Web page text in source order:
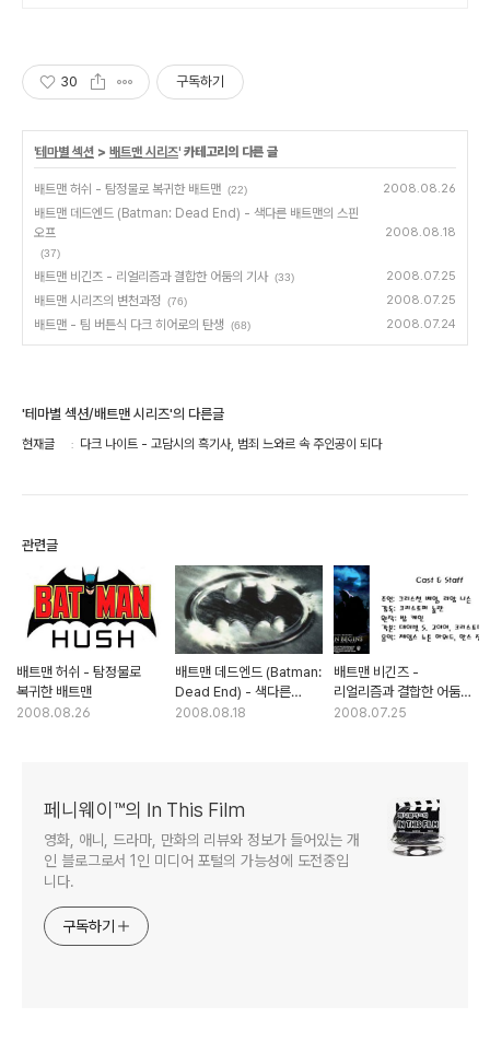
30 구독하기
'테마별 섹션 > 배트맨 시리즈' 카테고리의 다른 글
배트맨 허쉬 - 탐정물로 복귀한 배트맨 (22) 2008.08.26
배트맨 데드엔드 (Batman: Dead End) - 색다른 배트맨의 스핀
오프
(37)
2008.08.18
배트맨 비긴즈 - 리얼리즘과 결합한 어둠의 기사 (33) 2008.07.25
배트맨 시리즈의 변천과정 (76) 2008.07.25
배트맨 - 팀 버튼식 다크 히어로의 탄생 (68) 2008.07.24
'테마별 섹션/배트맨 시리즈'의 다른글
현재글 다크 나이트 - 고담시의 흑기사, 범죄 느와르 속 주인공이 되다
관련글
배트맨 허쉬 - 탐정물로
복귀한 배트맨
2008.08.26
배트맨 데드엔드 (Batman:
Dead End) - 색다른
배트맨의 스핀오프
2008.08.18
배트맨 비긴즈 -
리얼리즘과 결합한 어둠의
기사
2008.07.25
페니웨이™의 In This Film
영화, 애니, 드라마, 만화의 리뷰와 정보가 들어있는 개
인 블로그로서 1인 미디어 포털의 가능성에 도전중입
니다.
구독하기